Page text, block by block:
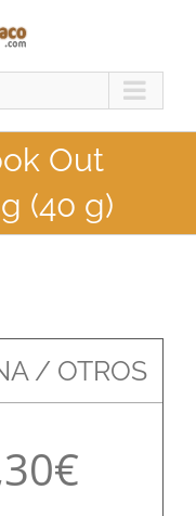
Out
(40 g)
/ OTROS